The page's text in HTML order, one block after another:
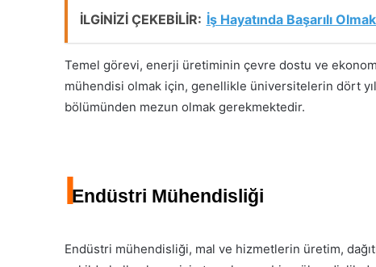
İLGİNİZİ ÇEKEBİLİR: İş Hayatında Başarılı
Temel görevi, enerji üretiminin çevre dostu ve
mühendisi olmak için, genellikle üniversitelerin dört
bölümünden mezun olmak gerekmektedir.
IEndüstri Mühendisliği
Endüstri mühendisliği, mal ve hizmetlerin üretim,